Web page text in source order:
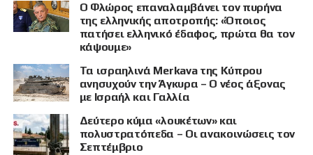
Ο Φλώρος επαναλαμβάνει τον πυρήνα
της ελληνικής αποτροπής: «Όποιος
πατήσει ελληνικό έδαφος, πρώτα θα τον
κάψουμε»
Τα ισραηλινά Merkava της Κύπρου
ανησυχούν την Άγκυρα – Ο νέος άξονας
με Ισραήλ και Γαλλία
Δεύτερο κύμα «λουκέτων» και
πολυστρατόπεδα – Οι ανακοινώσεις τον
Σεπτέμβριο